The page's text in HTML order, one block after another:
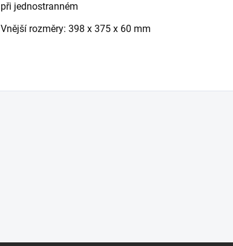
při jednostranném
Vnější rozměry: 398 x 375 x 60 mm